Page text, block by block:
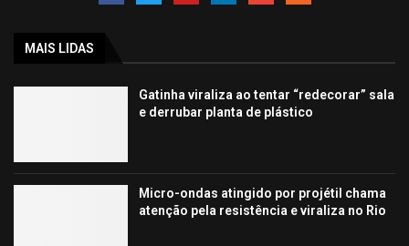
MAIS LIDAS
Gatinha viraliza ao tentar “redecorar” sala
e derrubar planta de plástico
Micro-ondas atingido por projétil chama
atenção pela resistência e viraliza no Rio